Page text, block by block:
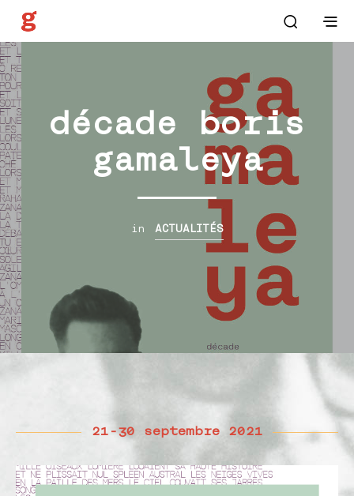
décade boris
gamaleya
in ACTUALITÉS
21-30 septembre 2021